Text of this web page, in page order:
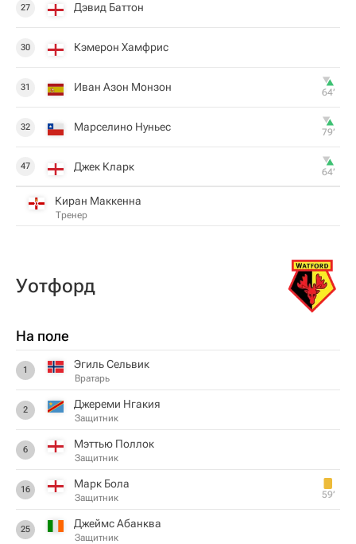
27 Дэвид Баттон
30 Кэмерон Хамфрис
31 Иван Азон Монзон 64‎’‎
32 Марселино Нуньес 79‎’‎
47 Джек Кларк 64‎’‎
Киран Маккенна
Тренер
Уотфорд
На поле
1 Эгиль Сельвик
Вратарь
2 Джереми Нгакия
Защитник
6 Мэттью Поллок
Защитник
16 Марк Бола
Защитник 59‎’‎
25 Джеймс Абанква
Защитник